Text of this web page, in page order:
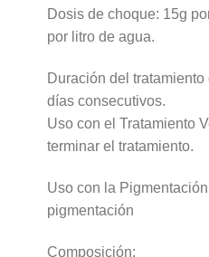
Dosis de choque: 15g
por litro de agua.
Duración del
días consecutivos.
Uso con el Tratamiento
terminar el tratamiento.
Uso con la
pigmentación
Composición: